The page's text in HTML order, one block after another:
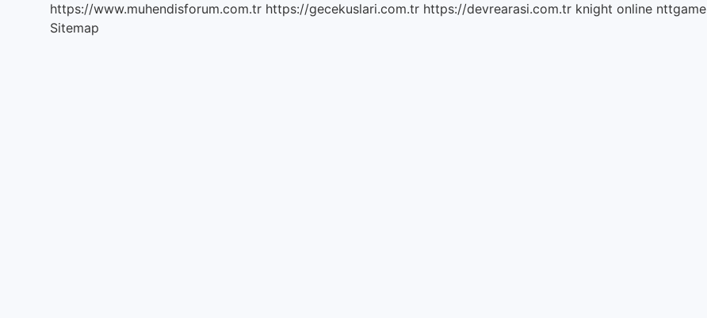
https://www.muhendisforum.com.tr https://gecekuslari.com.tr https://devrearasi.com.tr knight online nttgame
Sitemap